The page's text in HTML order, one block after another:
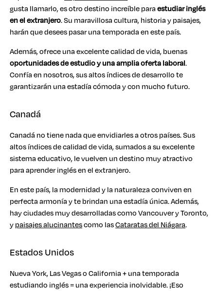
gusta llamarlo, es otro destino increíble paraestudiar inglés
en el extranjero. Su maravillosa cultura, historia y paisajes,
harán que desees pasar una temporada en este país.
Además, ofrece una excelente calidad de vida, buenas
oportunidades de estudio y una amplia oferta laboral.
Confía en nosotros, sus altos índices de desarrollo te
garantizarán una estadía cómoda y con mucho futuro.
Canadá
Canadá no tiene nada que envidiarles a otros países. Sus
altos índices de calidad de vida, sumados a su excelente
sistema educativo, le vuelven un destino muy atractivo
para aprender inglés en el extranjero.
En este país, la modernidad y la naturaleza conviven en
perfecta armonía y te brindan una estadía única. Además,
hay ciudades muy desarrolladas como Vancouver y Toronto,
ypaisajes alucinantescomo lasCataratas del Niágara.
Estados Unidos
Nueva York, Las Vegas o California + una temporada
estudiando inglés = una experiencia inolvidable. ¡Eso